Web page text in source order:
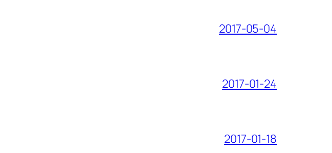
2017-05-04
2017-01-24
2017-01-18